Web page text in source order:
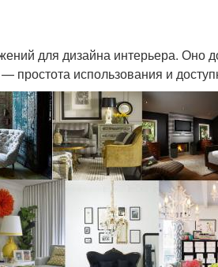
для дизайна интерьера. Оно
использования и